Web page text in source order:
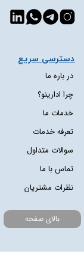
در باره ما
چرا ادارینو؟
خدمات ما
تعرفه خدمات
سوالات متداول
تماس با ما
نظرات مشتریان
دسترسی سریع​​​​​​​
بالای صفحه